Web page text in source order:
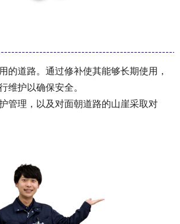
的道路。通过修补使其能够长期使用，
维护以确保安全。
管理，以及对面朝道路的山崖采取对